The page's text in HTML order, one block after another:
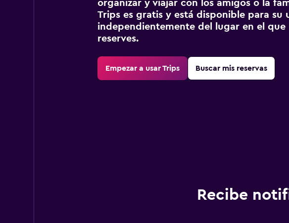
organizar y viajar con los amigos o la
Trips es gratis y está disponible para su
independientemente del lugar en el que
reserves.
Empezar a usar Trips Buscar mis reservas
Recibe